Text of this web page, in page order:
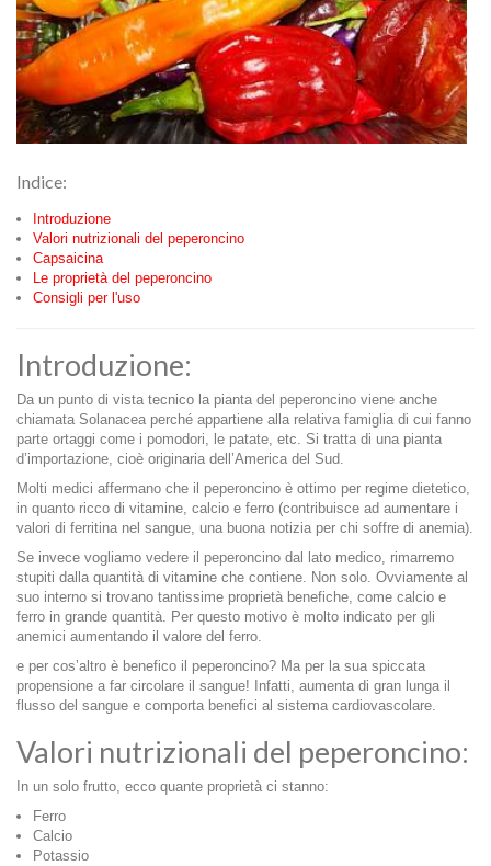
Indice:
Introduzione
Valori nutrizionali del peperoncino
Capsaicina
Le proprietà del peperoncino
Consigli per l'uso
Introduzione:
Da un punto di vista tecnico la pianta del peperoncino viene anche
chiamata Solanacea perché appartiene alla relativa famiglia di cui fanno
parte ortaggi come i pomodori, le patate, etc. Si tratta di una pianta
d’importazione, cioè originaria dell’America del Sud.
Molti medici affermano che il peperoncino è ottimo per regime dietetico,
in quanto ricco di vitamine, calcio e ferro (contribuisce ad aumentare i
valori di ferritina nel sangue, una buona notizia per chi soffre di anemia).
Se invece vogliamo vedere il peperoncino dal lato medico, rimarremo
stupiti dalla quantità di vitamine che contiene. Non solo. Ovviamente al
suo interno si trovano tantissime proprietà benefiche, come calcio e
ferro in grande quantità. Per questo motivo è molto indicato per gli
anemici aumentando il valore del ferro.
e per cos’altro è benefico il peperoncino? Ma per la sua spiccata
propensione a far circolare il sangue! Infatti, aumenta di gran lunga il
flusso del sangue e comporta benefici al sistema cardiovascolare.
Valori nutrizionali del peperoncino:
In un solo frutto, ecco quante proprietà ci stanno:
Ferro
Calcio
Potassio